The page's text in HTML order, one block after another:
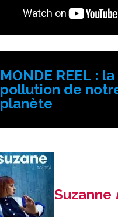
MONDE REEL : la
pollution de
planète
Suzanne